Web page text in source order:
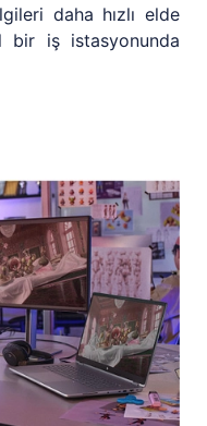
daha hızlı elde
iş istasyonunda